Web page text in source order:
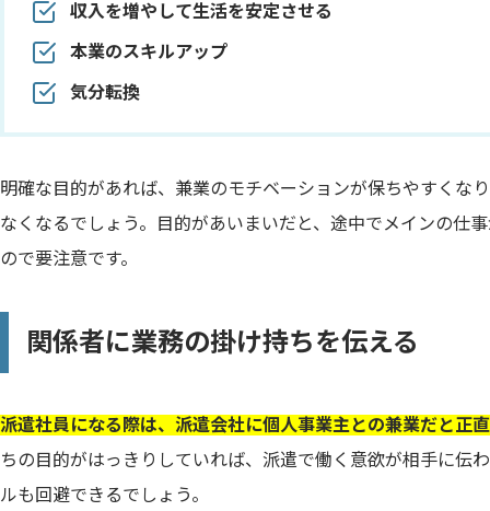
収入を増やして生活を安定させる
本業のスキルアップ
気分転換
明確な目的があれば、兼業のモチベーションが保ちやすくな
なくなるでしょう。目的があいまいだと、途中でメインの仕
ので要注意です。
関係者に業務の掛け持ちを伝える
派遣社員になる際は、派遣会社に個人事業主との兼業だと正
ちの目的がはっきりしていれば、派遣で働く意欲が相手に伝
ルも回避できるでしょう。